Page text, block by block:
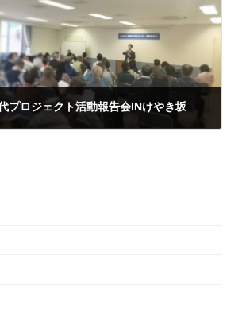
プロジェクト活動報告会INけやき坂